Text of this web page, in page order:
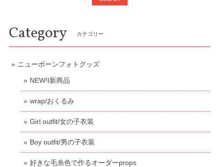
Category カテゴリー
ニューボーンフォトグッズ
NEW!I新商品
wrap/おくるみ
Girl outfit/女の子衣装
Boy outfit/男の子衣装
好きな毛糸色で作るオーダーprops